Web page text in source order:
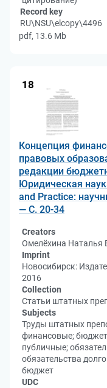
Record key
RU\NSU\elcopy\4496
pdf, 13.6 Mb
18
Концепция
правовых
редакции
Юридическая
and Practice:
— С. 20-34
Creators
Омелёхина Наталья
Imprint
Новосибирск:
2016
Collection
Статьи штатных
Subjects
Труды штатных
финансовые;
публичные;
обязательства
бюджет
UDC